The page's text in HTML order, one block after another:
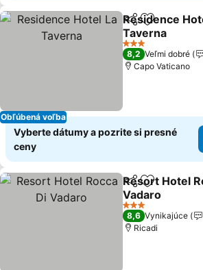
Obľúbená voľba
ZdieľaťPridať do
Residence
Taverna
Zobraziť ceny
3 Počet hviezdičiek
8,2 Veľmi dobré
Capo Vaticano
Vyberte dátumy a pozrite si presné
ceny
ZdieľaťPridať do
Resort Hotel
Vadaro
Zobraziť ceny
3 Počet hviezdičiek
8,6 Vynikajúce
Ricadi